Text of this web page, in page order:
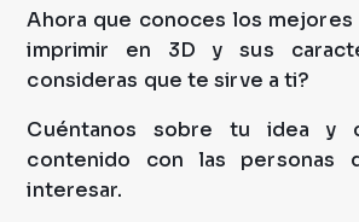
Ahora que conoces los mejores
imprimir en 3D y sus
consideras que te sirve a ti?
Cuéntanos sobre tu idea y
contenido con las personas
interesar.